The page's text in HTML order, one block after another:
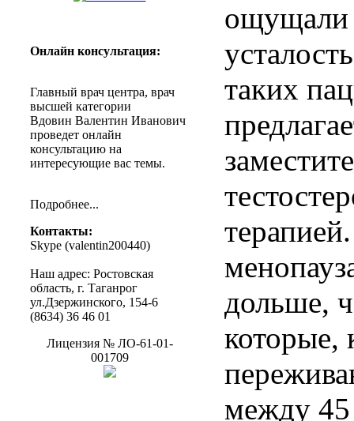
Онлайн консультация:
Главный врач центра, врач
высшей категории
Вдовин Валентин Иванович
проведет онлайн
консультацию на
интересующие вас темы.
Подробнее...
Контакты:
Skype (valentin200440)
Наш адрес: Ростовская
область, г. Таганрог
ул.Дзержинского, 154-6
(8634) 36 46 01
Лицензия№ ЛО-61-01-
001709
ощущали
таких
дольше,
которые,
между